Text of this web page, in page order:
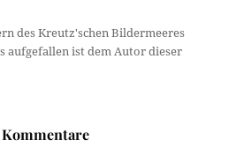
des Kreutz'schen Bildermeeres
aufgefallen ist dem Autor dieser